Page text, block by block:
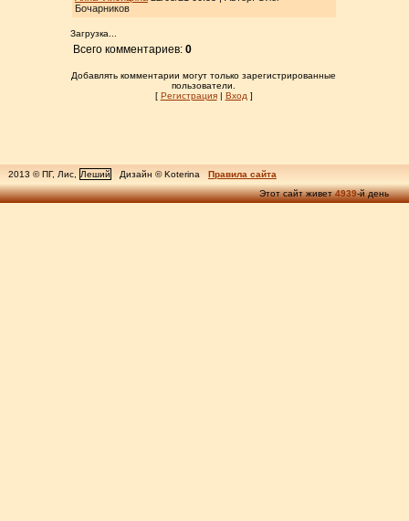
Бочарников
Загрузка...
Всего комментариев:0
Добавлять комментарии могут только зарегистрированные
пользователи.
[ Регистрация| Вход ]
2013 © ПГ, Лис, Леший Дизайн © Koterina
Правила сайта
Этот сайт живет4939-й день